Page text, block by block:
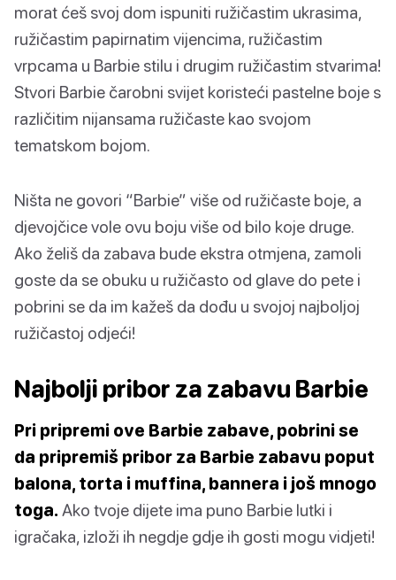
morat ćeš svoj dom ispuniti ružičastim ukrasima,
ružičastim papirnatim vijencima, ružičastim
vrpcama u Barbie stilu i drugim ružičastim stvarima!
Stvori Barbie čarobni svijet koristeći pastelne boje s
različitim nijansama ružičaste kao svojom
tematskom bojom.
Ništa ne govori “Barbie” više od ružičaste boje, a
djevojčice vole ovu boju više od bilo koje druge.
Ako želiš da zabava bude ekstra otmjena, zamoli
goste da se obuku u ružičasto od glave do pete i
pobrini se da im kažeš da dođu u svojoj najboljoj
ružičastoj odjeći!
Najbolji pribor za zabavu Barbie
Pri pripremi ove Barbie zabave, pobrini se
da pripremiš pribor za Barbie zabavu poput
balona, ​​torta i muffina, bannera i još mnogo
toga. Ako tvoje dijete ima puno Barbie lutki i
igračaka, izloži ih negdje gdje ih gosti mogu vidjeti!